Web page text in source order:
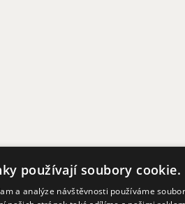
používají soubory cookie.
a analýze návštěvnosti používáme